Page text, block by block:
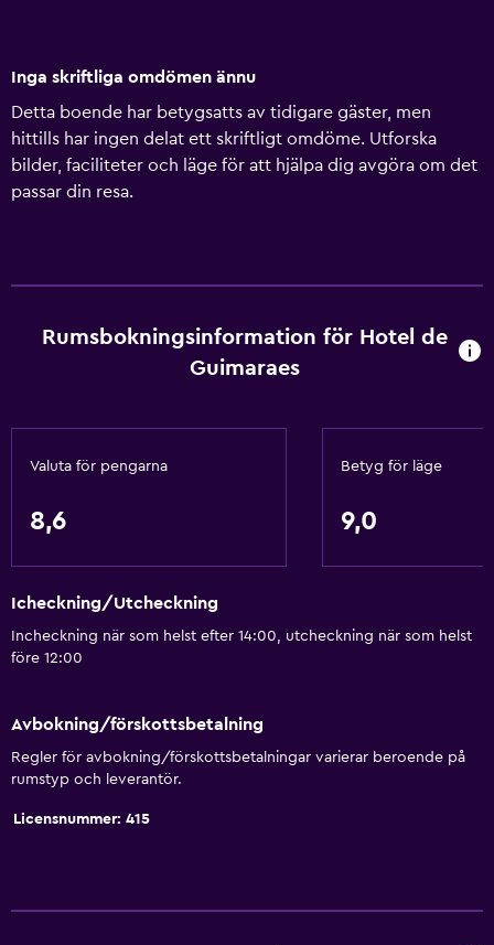
Inga skriftliga omdömen ännu
Detta boende har betygsatts av tidigare gäster, men
hittills har ingen delat ett skriftligt omdöme. Utforska
bilder, faciliteter och läge för att hjälpa dig avgöra om det
passar din resa.
Rumsbokningsinformation för Hotel de
Guimaraes
Valuta för pengarna
8,6
Betyg för läge
9,0
Icheckning/Utcheckning
Incheckning när som helst efter 14:00, utcheckning när som helst
före 12:00
Avbokning/förskottsbetalning
Regler för avbokning/förskottsbetalningar varierar beroende på
rumstyp och leverantör.
Licensnummer: 415